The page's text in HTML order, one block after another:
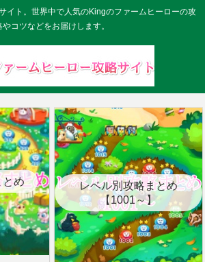
イト。世界中で人気のKingのファームヒーローの攻
やコツなどをお届けします。
とめ
レベル別攻略まとめ
【1001～】